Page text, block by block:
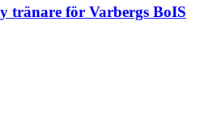
tränare för Varbergs BoIS